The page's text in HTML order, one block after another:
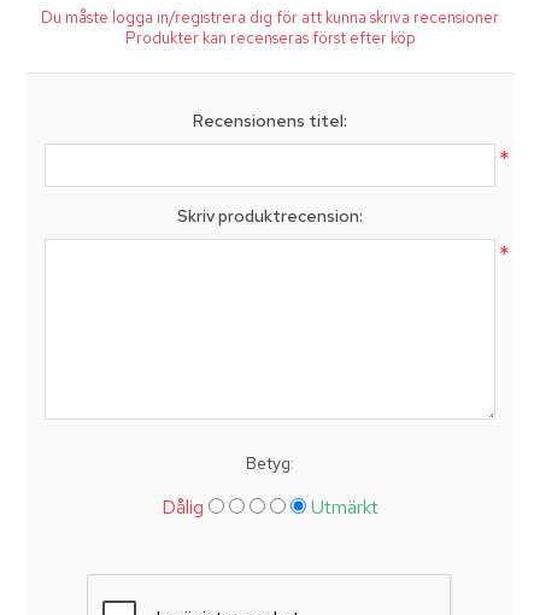
Du måste logga in/registrera dig för att kunna skriva recensioner
Produkter kan recenseras först efter köp
Recensionens titel:
*
Skriv produktrecension:
*
Betyg:
Dålig Utmärkt